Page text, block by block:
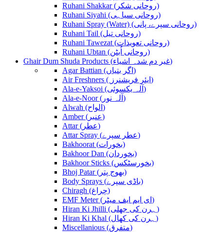
Ruhani Shakkar (روحانی شکر)
Ruhani Siyahi (روحانی سیاہی)
Ruhani Spray (Water) (روحانی سپرے، پانی)
Ruhani Tail (روحانی تیل)
Ruhani Tawezat (روحانی تعویذات)
Ruhani Ubtan (روحانی اُبٹن)
Ghair Dum Shuda Products (غیر دم شدہ اشیاء)
Agar Battian (اگر بتیاں)
Air Freshners ( ایئر فریشنرز)
Ala-e-Yaksoi (آلہ یکسوئی)
Ala-e-Noor (آلہ نور)
Alwah (الواح)
Amber (عنبر)
Attar (عطر)
Attar Spray (عطر سپرے)
Bakhoorat (بخورات)
Bakhoor Dan (بخوردان)
Bakhoor Sticks (بخورسٹکس)
Bhoj Patar (بھوج پتر)
Body Sprays (باڈی سپرے)
Chiragh (چراغ)
EMF Meter (ای ایم ایف میٹر)
Hiran Ki Jhilli (ہرن کی جھلی)
Hiran Ki Khal (ہرن کی کھال)
Miscellanious (متفرق)